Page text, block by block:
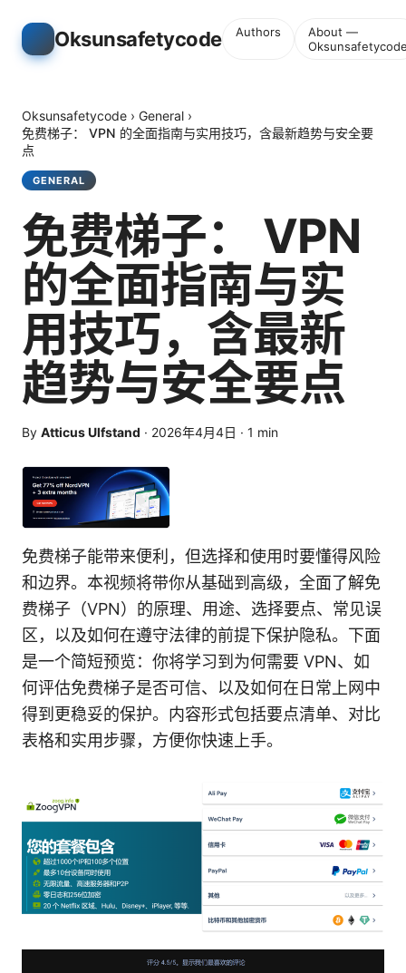
Oksunsafetycode Authors
About —
Oksunsafetycode › General ›
免费梯子： VPN 的全面指南与实用技巧，含最新趋势与安全要
点
GENERAL
免费梯子： VPN
的全面指南与实
用技巧，含最新
趋势与安全要点
By Atticus Ulfstand · 2026年4月4日 · 1 min
免费梯子能带来便利，但选择和使用时要懂得风险
和边界。本视频将带你从基础到高级，全面了解免
费梯子（VPN）的原理、用途、选择要点、常见误
区，以及如何在遵守法律的前提下保护隐私。下面
是一个简短预览：你将学习到为何需要 VPN、如
何评估免费梯子是否可信、以及如何在日常上网中
得到更稳妥的保护。内容形式包括要点清单、对比
表格和实用步骤，方便你快速上手。